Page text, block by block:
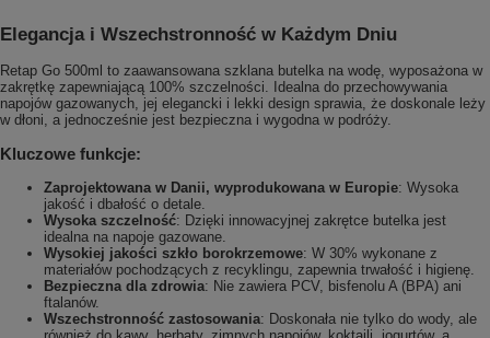
Elegancja i Wszechstronność w Każdym Dniu
Retap Go 500ml to zaawansowana szklana butelka na wodę, wyposażona w
zakrętkę zapewniającą 100% szczelności. Idealna do przechowywania
napojów gazowanych, jej elegancki i lekki design sprawia, że doskonale leży
w dłoni, a jednocześnie jest bezpieczna i wygodna w podróży.
Kluczowe funkcje:
Zaprojektowana w Danii, wyprodukowana w Europie: Wysoka
jakość i dbałość o detale.
Wysoka szczelność: Dzięki innowacyjnej zakrętce butelka jest
idealna na napoje gazowane.
Wysokiej jakości szkło borokrzemowe: W 30% wykonane z
materiałów pochodzących z recyklingu, zapewnia trwałość i higienę.
Bezpieczna dla zdrowia: Nie zawiera PCV, bisfenolu A (BPA) ani
ftalanów.
Wszechstronność zastosowania: Doskonała nie tylko do wody, ale